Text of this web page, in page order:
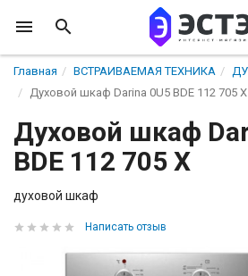
Главная ВСТРАИВАЕМАЯ ТЕХНИКА
Духовой шкаф Darina 0U5 BDE 112 705 X
Духовой шкаф
BDE 112 705 X
духовой шкаф
Написать отзыв